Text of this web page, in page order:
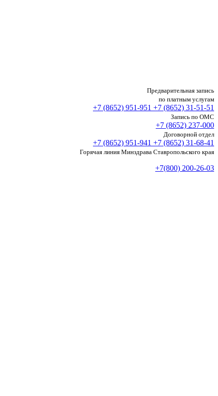
Предварительная запись
по платным услугам
+7 (8652) 951-951 +7 (8652) 31-51-51
Запись по ОМС
+7 (8652) 237-000
Договорной отдел
+7 (8652) 951-941 +7 (8652) 31-68-41
Горячая линия Минздрава Ставропольского края
+7(800) 200-26-03